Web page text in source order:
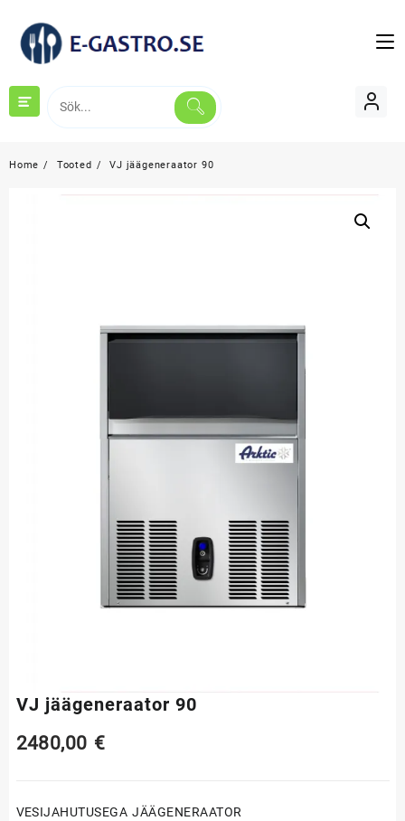
content
Home Tooted VJ jäägeneraator 90
VJ jäägeneraator 90
2480,00 €
VESIJAHUTUSEGA JÄÄGENERAATOR